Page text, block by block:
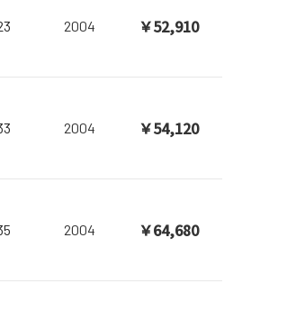
2004 ￥52,910
2004 ￥54,120
2004 ￥64,680